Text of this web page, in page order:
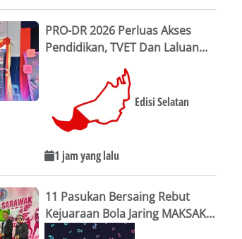
PRO-DR 2026 Perluas Akses
Pendidikan, TVET Dan Laluan
Kerjaya Pelajar Sarawak
Edisi Selatan
1 jam yang lalu
11 Pasukan Bersaing Rebut
Kejuaraan Bola Jaring MAKSAK
Sarawak